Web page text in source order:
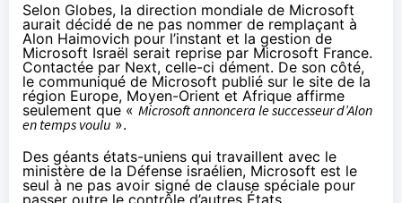
Selon Globes, la direction mondiale de Microsoft
aurait décidé de ne pas nommer de remplaçant à
Alon Haimovich pour l’instant et la gestion de
Microsoft Israël serait reprise par Microsoft France.
Contactée par Next, celle-ci dément. De son côté,
le communiqué de Microsoft publié sur le site de la
région Europe, Moyen-Orient et Afrique affirme
seulement que « Microsoft annoncera le successeur d’Alon
en temps voulu ».
Des géants états-uniens qui travaillent avec le
ministère de la Défense israélien, Microsoft est le
seul à ne pas avoir signé de clause spéciale pour